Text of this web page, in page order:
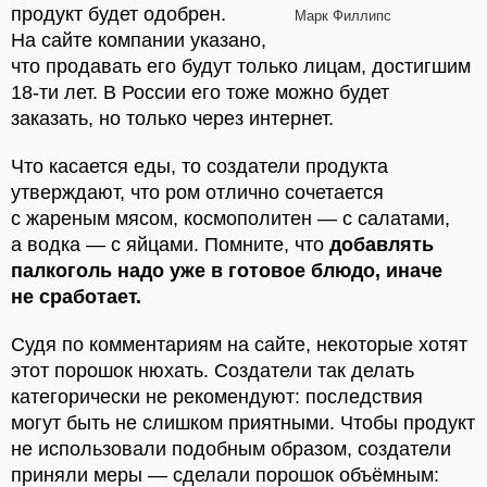
Марк Филлипс
продукт будет одобрен.
На сайте компании указано,
что продавать его будут только лицам, достигшим
18-ти лет. В России его тоже можно будет
заказать, но только через интернет.
Что касается еды, то создатели продукта
утверждают, что ром отлично сочетается
с жареным мясом, космополитен — с салатами,
а водка — с яйцами. Помните, что добавлять
палкоголь надо уже в готовое блюдо, иначе
не сработает.
Судя по комментариям на сайте, некоторые хотят
этот порошок нюхать. Создатели так делать
категорически не рекомендуют: последствия
могут быть не слишком приятными. Чтобы продукт
не использовали подобным образом, создатели
приняли меры — сделали порошок объёмным: